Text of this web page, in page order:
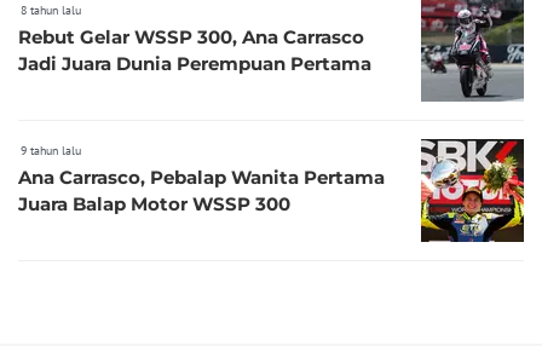
8 tahun lalu
Rebut Gelar WSSP 300, Ana Carrasco
Jadi Juara Dunia Perempuan Pertama
9 tahun lalu
Ana Carrasco, Pebalap Wanita Pertama
Juara Balap Motor WSSP 300